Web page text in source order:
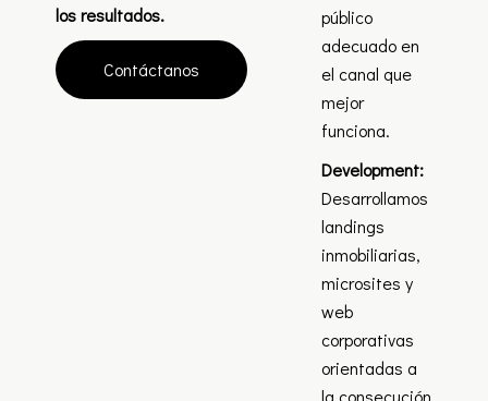
los resultados.
Contáctanos
público
adecuado en
el canal que
mejor
funciona.
Development:
Desarrollamos
landings
inmobiliarias,
microsites y
web
corporativas
orientadas a
la consecución